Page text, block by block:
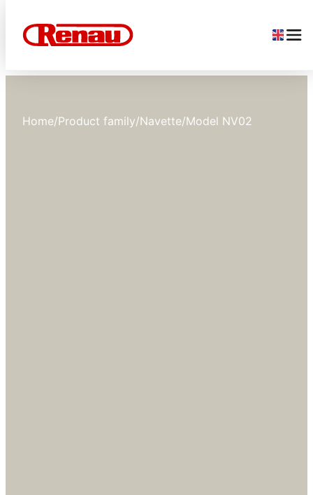
Home/Product family/Navette/Model NV02